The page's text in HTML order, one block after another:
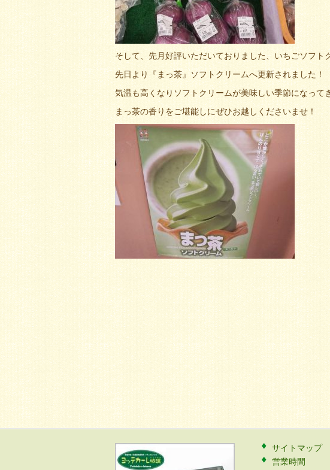
そして、先月好評いただいておりました、いちごソフト
先日より『まっ茶』ソフトクリームへ更新されました！
気温も高くなりソフトクリームが美味しい季節になって
まっ茶の香りをご堪能しにぜひお越しくださいませ！
サイトマップ
営業時間